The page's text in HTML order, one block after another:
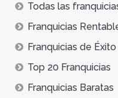
Todas las
Franquicias
Franquicias de Éxito
Top 20 Franquicias
Franquicias Baratas